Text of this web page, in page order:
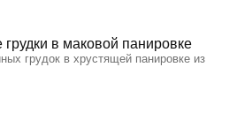
грудки в маковой панировке
грудок в хрустящей панировке из